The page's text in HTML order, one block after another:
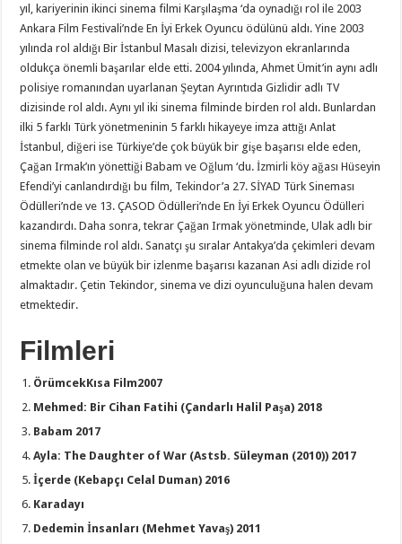
yıl, kariyerinin ikinci sinema filmi Karşılaşma ‘da oynadığı rol ile 2003
Ankara Film Festivali’nde En İyi Erkek Oyuncu ödülünü aldı. Yine 2003
yılında rol aldığı Bir İstanbul Masalı dizisi, televizyon ekranlarında
oldukça önemli başarılar elde etti. 2004 yılında, Ahmet Ümit’in aynı adlı
polisiye romanından uyarlanan Şeytan Ayrıntıda Gizlidir adlı TV
dizisinde rol aldı. Aynı yıl iki sinema filminde birden rol aldı. Bunlardan
ilki 5 farklı Türk yönetmeninin 5 farklı hikayeye imza attığı Anlat
İstanbul, diğeri ise Türkiye’de çok büyük bir gişe başarısı elde eden,
Çağan Irmak’ın yönettiği Babam ve Oğlum ‘du. İzmirli köy ağası Hüseyin
Efendi’yi canlandırdığı bu film, Tekindor’a 27. SİYAD Türk Sineması
Ödülleri’nde ve 13. ÇASOD Ödülleri’nde En İyi Erkek Oyuncu Ödülleri
kazandırdı. Daha sonra, tekrar Çağan Irmak yönetminde, Ulak adlı bir
sinema filminde rol aldı. Sanatçı şu sıralar Antakya’da çekimleri devam
etmekte olan ve büyük bir izlenme başarısı kazanan Asi adlı dizide rol
almaktadır. Çetin Tekindor, sinema ve dizi oyunculuğuna halen devam
etmektedir.
Filmleri
ÖrümcekKısa Film2007
Mehmed: Bir Cihan Fatihi (Çandarlı Halil Paşa) 2018
Babam 2017
Ayla: The Daughter of War (Astsb. Süleyman (2010)) 2017
İçerde (Kebapçı Celal Duman) 2016
Karadayı
Dedemin İnsanları (Mehmet Yavaş) 2011